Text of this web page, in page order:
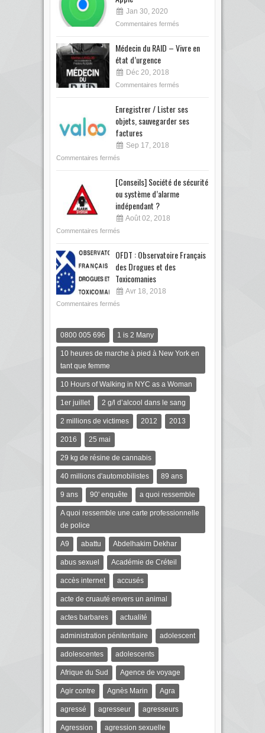
Jan 30, 2020
Commentaires fermés
Médecin du RAID – Vivre en
état d’urgence
Déc 20, 2018
Commentaires fermés
Enregistrer / Lister ses
objets, sauvegarder ses
factures
Sep 17, 2018
Commentaires fermés
[Conseils] Société de sécurité
ou système d’alarme
indépendant ?
Août 02, 2018
Commentaires fermés
OFDT : Observatoire Français
des Drogues et des
Toxicomanies
Avr 18, 2018
Commentaires fermés
0800 005 696 1 is 2 Many
10 heures de marche à pied à New York en
tant que femme
10 Hours of Walking in NYC as a Woman
1er juillet 2 g/l d’alcool dans le sang
2 millions de victimes 2012 2013
2016 25 mai
29 kg de résine de cannabis
40 millions d'automobilistes 89 ans
9 ans 90' enquête a quoi ressemble
A quoi ressemble une carte professionnelle
de police
A9 abattu Abdelhakim Dekhar
abus sexuel Académie de Créteil
accès internet accusés
acte de cruauté envers un animal
actes barbares actualité
administration pénitentiaire adolescent
adolescentes adolescents
Afrique du Sud Agence de voyage
Agir contre Agnès Marin Agra
agressé agresseur agresseurs
Agression agression sexuelle